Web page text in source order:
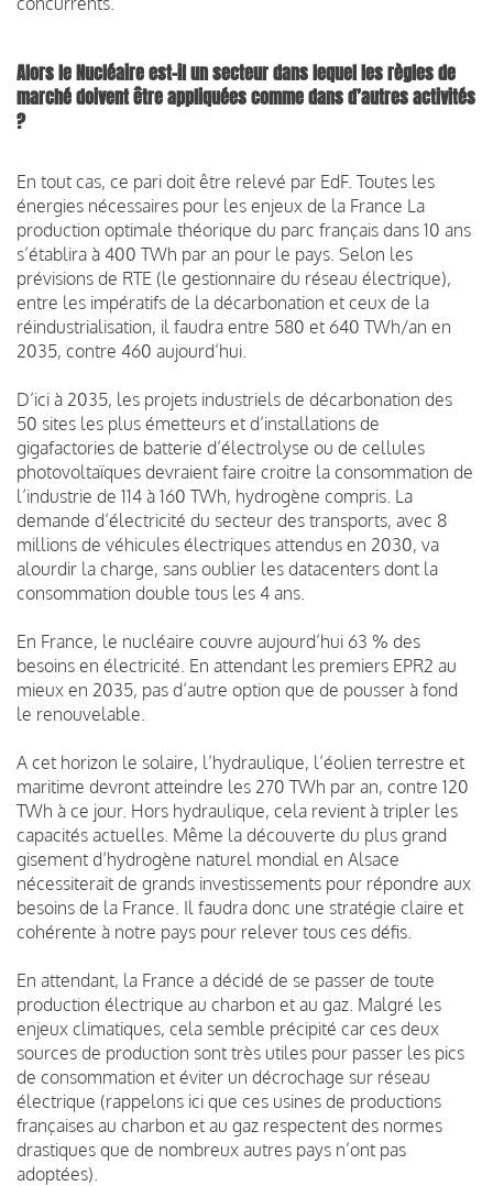
Alors le Nucléaire est-il un secteur dans lequel les règles de
marché doivent être appliquées comme dans d’autres activités
?
En tout cas, ce pari doit être relevé par EdF. Toutes les
énergies nécessaires pour les enjeux de la France La
production optimale théorique du parc français dans 10 ans
s’établira à 400 TWh par an pour le pays. Selon les
prévisions de RTE (le gestionnaire du réseau électrique),
entre les impératifs de la décarbonation et ceux de la
réindustrialisation, il faudra entre 580 et 640 TWh/an en
2035, contre 460 aujourd’hui.
D’ici à 2035, les projets industriels de décarbonation des
50 sites les plus émetteurs et d’installations de
gigafactories de batterie d’électrolyse ou de cellules
photovoltaïques devraient faire croitre la consommation de
l’industrie de 114 à 160 TWh, hydrogène compris. La
demande d’électricité du secteur des transports, avec 8
millions de véhicules électriques attendus en 2030, va
alourdir la charge, sans oublier les datacenters dont la
consommation double tous les 4 ans.
En France, le nucléaire couvre aujourd’hui 63 % des
besoins en électricité. En attendant les premiers EPR2 au
mieux en 2035, pas d’autre option que de pousser à fond
le renouvelable.
A cet horizon le solaire, l’hydraulique, l’éolien terrestre et
maritime devront atteindre les 270 TWh par an, contre 120
TWh à ce jour. Hors hydraulique, cela revient à tripler les
capacités actuelles. Même la découverte du plus grand
gisement d’hydrogène naturel mondial en Alsace
nécessiterait de grands investissements pour répondre aux
besoins de la France. Il faudra donc une stratégie claire et
cohérente à notre pays pour relever tous ces défis.
En attendant, la France a décidé de se passer de toute
production électrique au charbon et au gaz. Malgré les
enjeux climatiques, cela semble précipité car ces deux
sources de production sont très utiles pour passer les pics
de consommation et éviter un décrochage sur réseau
électrique (rappelons ici que ces usines de productions
françaises au charbon et au gaz respectent des normes
drastiques que de nombreux autres pays n’ont pas
adoptées).